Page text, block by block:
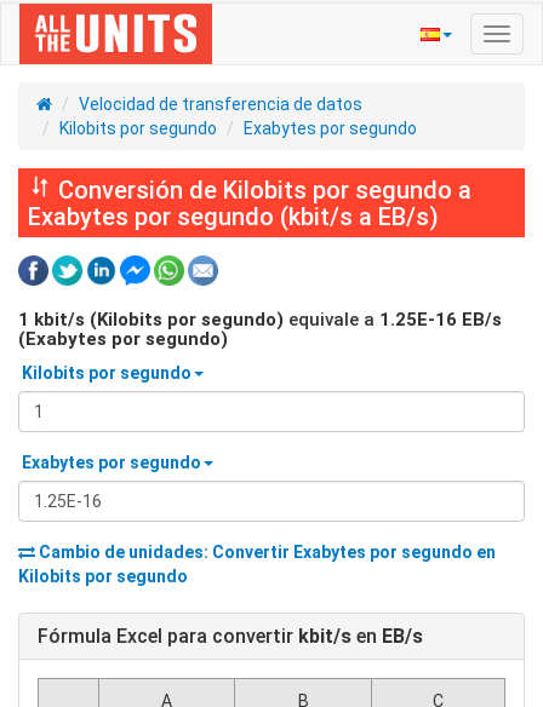
Velocidad de transferencia de datos
Kilobits por segundo
Exabytes por segundo
Conversión de Kilobits por segundo a
Exabytes por segundo (kbit/s a EB/s)
1 kbit/s (Kilobits por segundo) equivale a 1.25E-16 EB/s
(Exabytes por segundo)
Kilobits por segundo
Exabytes por segundo
Cambio de unidades: Convertir Exabytes por segundo en
Kilobits por segundo
Fórmula Excel para convertir kbit/s en EB/s
A B C